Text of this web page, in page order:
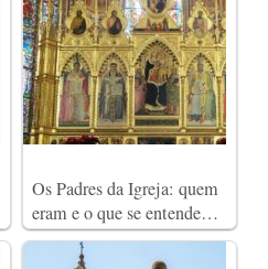
Os Padres da Igreja: quem
eram e o que se entende…